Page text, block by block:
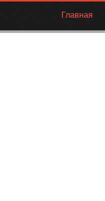
Главная